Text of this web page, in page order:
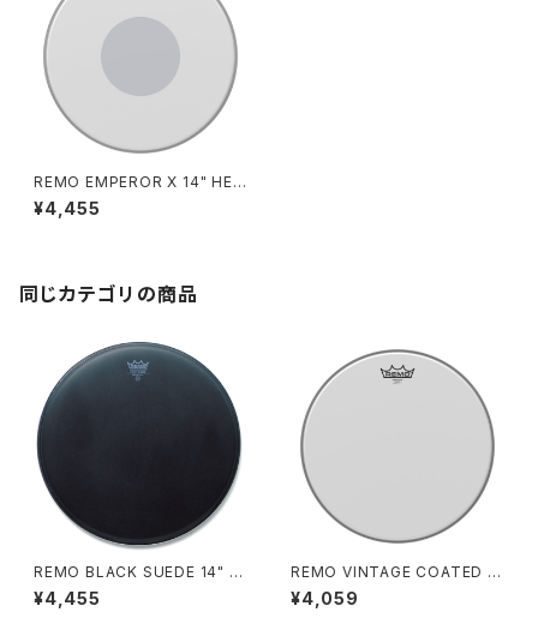
REMO EMPEROR X 14" HEA
D / CS-114BX
¥4,455
同じカテゴリの商品
REMO BLACK SUEDE 14" H
EAD / SU-14ES/CS
¥4,455
REMO VINTAGE COATED A
¥4,059